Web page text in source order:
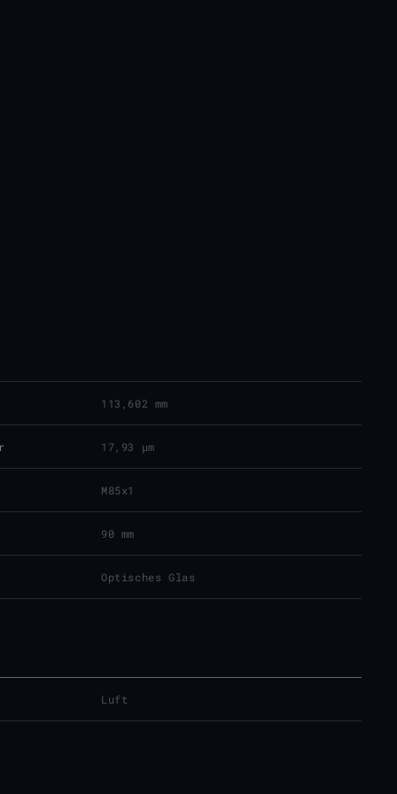
113,602 mm
17,93 μm
M85x1
90 mm
Optisches Glas
Luft